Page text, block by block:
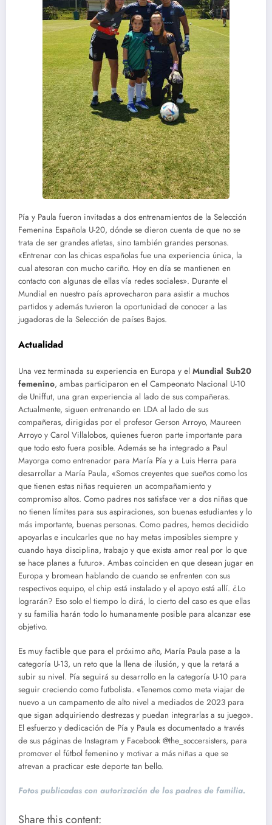
Pía y Paula fueron invitadas a dos entrenamientos de la Selección
Femenina Española U-20, dónde se dieron cuenta de que no se
trata de ser grandes atletas, sino también grandes personas.
«Entrenar con las chicas españolas fue una experiencia única, la
cual atesoran con mucho cariño. Hoy en día se mantienen en
contacto con algunas de ellas vía redes sociales». Durante el
Mundial en nuestro país aprovecharon para asistir a muchos
partidos y además tuvieron la oportunidad de conocer a las
jugadoras de la Selección de países Bajos.
Actualidad
Una vez terminada su experiencia en Europa y el Mundial Sub20
femenino, ambas participaron en el Campeonato Nacional U-10
de Uniffut, una gran experiencia al lado de sus compañeras.
Actualmente, siguen entrenando en LDA al lado de sus
compañeras, dirigidas por el profesor Gerson Arroyo, Maureen
Arroyo y Carol Villalobos, quienes fueron parte importante para
que todo esto fuera posible. Además se ha integrado a Paul
Mayorga como entrenador para María Pía y a Luis Herra para
desarrollar a María Paula, «Somos creyentes que sueños como los
que tienen estas niñas requieren un acompañamiento y
compromiso altos. Como padres nos satisface ver a dos niñas que
no tienen límites para sus aspiraciones, son buenas estudiantes y lo
más importante, buenas personas. Como padres, hemos decidido
apoyarlas e inculcarles que no hay metas imposibles siempre y
cuando haya disciplina, trabajo y que exista amor real por lo que
se hace planes a futuro». Ambas coinciden en que desean jugar en
Europa y bromean hablando de cuando se enfrenten con sus
respectivos equipo, el chip está instalado y el apoyo está allí. ¿Lo
lograrán? Eso solo el tiempo lo dirá, lo cierto del caso es que ellas
y su familia harán todo lo humanamente posible para alcanzar ese
objetivo.
Es muy factible que para el próximo año, María Paula pase a la
categoría U-13, un reto que la llena de ilusión, y que la retará a
subir su nivel. Pía seguirá su desarrollo en la categoría U-10 para
seguir creciendo como futbolista. «Tenemos como meta viajar de
nuevo a un campamento de alto nivel a mediados de 2023 para
que sigan adquiriendo destrezas y puedan integrarlas a su juego».
El esfuerzo y dedicación de Pía y Paula es documentado a través
de sus páginas de Instagram y Facebook @the_soccersisters, para
promover el fútbol femenino y motivar a más niñas a que se
atrevan a practicar este deporte tan bello.
Fotos publicadas con autorización de los padres de familia.
Share this content: